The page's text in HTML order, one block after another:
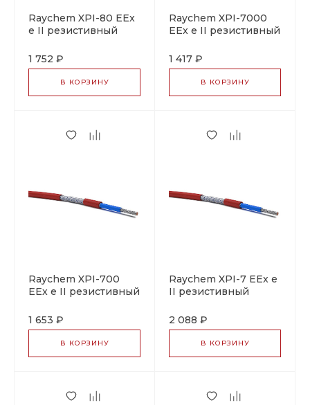
Raychem XPI-80 EEx
e II резистивный
1 752 ₽
В КОРЗИНУ
Raychem XPI-7000
EEx e II резистивный
1 417 ₽
В КОРЗИНУ
Raychem XPI-700
EEx e II резистивный
1 653 ₽
В КОРЗИНУ
Raychem XPI-7 EEx e
II резистивный
2 088 ₽
В КОРЗИНУ